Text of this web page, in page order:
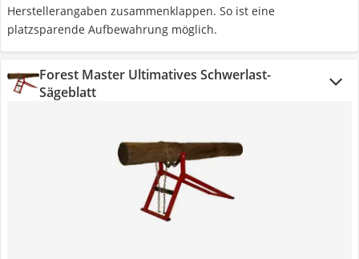
Herstellerangaben zusammenklappen. So ist eine
platzsparende Aufbewahrung möglich.
Forest Master Ultimatives Schwerlast-
Sägeblatt